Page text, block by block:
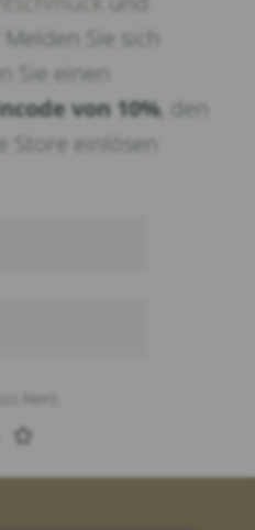
Sie sich
Sie einen
von 10%, den
Store einlösen